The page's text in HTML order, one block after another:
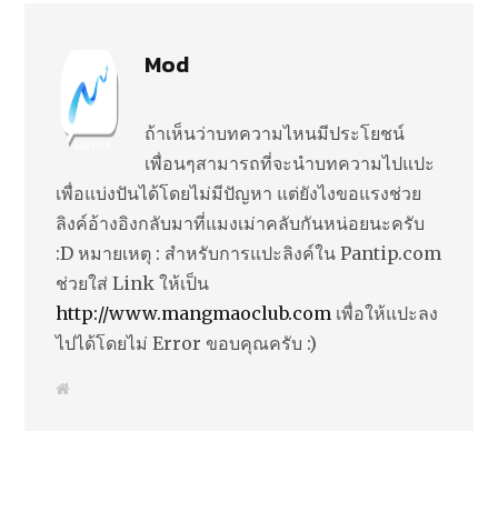
Mod
ถ้าเห็นว่าบทความไหนมีประโยชน์
เพื่อนๆสามารถที่จะนำบทความไปแปะ
เพื่อแบ่งปันได้โดยไม่มีปัญหา แต่ยังไงขอแรงช่วย
ลิงค์อ้างอิงกลับมาที่แมงเม่าคลับกันหน่อยนะครับ
:D หมายเหตุ : สำหรับการแปะลิงค์ใน Pantip.com
ช่วยใส่ Link ให้เป็น
http://www.mangmaoclub.com เพื่อให้แปะลง
ไปได้โดยไม่ Error ขอบคุณครับ :)